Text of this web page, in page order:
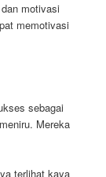
motivasi
memotivasi
sebagai
Mereka
terlihat kaya